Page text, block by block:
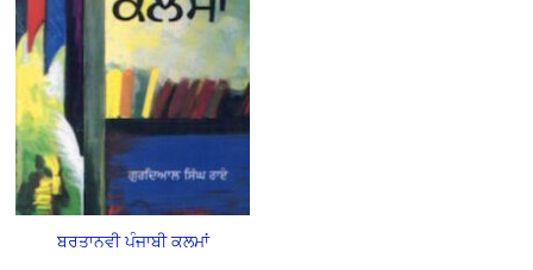
ਬਰਤਾਨਵੀ ਪੰਜਾਬੀ ਕਲਮਾਂ